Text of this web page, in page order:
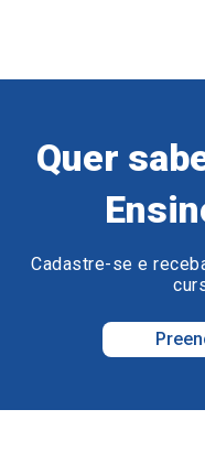
Quer
Cadastre-se e